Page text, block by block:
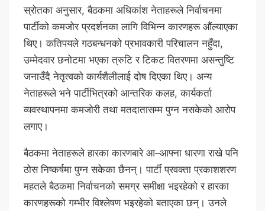
स्रोतका अनुसार, बैठकमा अधिकांश नेताहरूले निर्वाचनमा
पार्टीको कमजोर प्रदर्शनका लागि विभिन्न कारणहरू औंल्याएका
थिए। कतिपयले गठबन्धनको प्रभावकारी परिचालन नहुँदा,
उम्मेदवार छनोटमा भएका त्रुटि र टिकट वितरणमा असन्तुष्टि
जनाउँदै नेतृत्वको कार्यशैलीलाई दोष दिएका थिए। अन्य
नेताहरूले भने पार्टीभित्रको आन्तरिक कलह, कार्यकर्ता
व्यवस्थापनमा कमजोरी तथा मतदातासम्म पुग्न नसकेको आरोप
लगाए।
बैठकमा नेताहरूले हारका कारणबारे आ–आफ्ना धारणा राखे पनि
ठोस निष्कर्षमा पुग्न सकेका छैनन्। पार्टी प्रवक्ता प्रकाशशरण
महतले बैठकमा निर्वाचनको समग्र समीक्षा भइरहेको र हारका
कारणहरूको गम्भीर विश्लेषण भइरहेको बताएका छन्। उनले